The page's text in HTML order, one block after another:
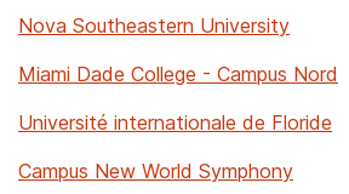
Nova Southeastern University
Miami Dade College - Campus Nord
Université internationale de Floride
Campus New World Symphony